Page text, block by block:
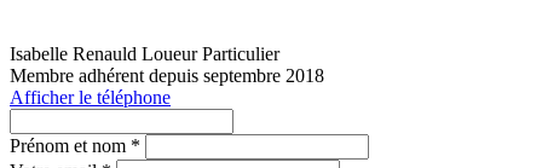
Isabelle Renauld Loueur Particulier
Membre adhérent depuis septembre 2018
Afficher le téléphone
Prénom et nom *